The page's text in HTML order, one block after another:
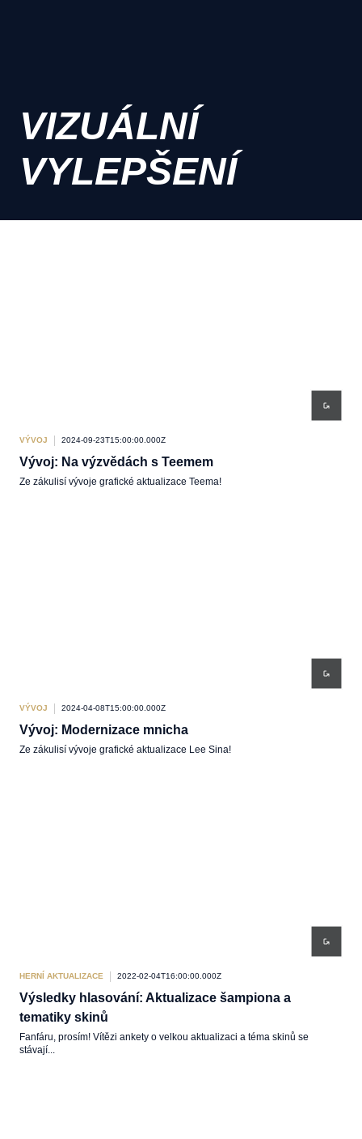
VIZUÁLNÍ
VYLEPŠENÍ
VÝVOJ 2024-09-23T15:00:00.000Z
Vývoj: Na výzvědách s Teemem
Ze zákulisí vývoje grafické aktualizace Teema!
VÝVOJ 2024-04-08T15:00:00.000Z
Vývoj: Modernizace mnicha
Ze zákulisí vývoje grafické aktualizace Lee Sina!
HERNÍ AKTUALIZACE 2022-02-04T16:00:00.000Z
Výsledky hlasování: Aktualizace šampiona a
tematiky skinů
Fanfáru, prosím! Vítězi ankety o velkou aktualizaci a téma skinů se
stávají...